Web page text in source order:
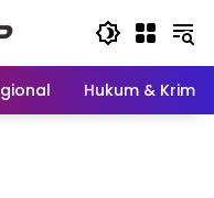
Hukum &